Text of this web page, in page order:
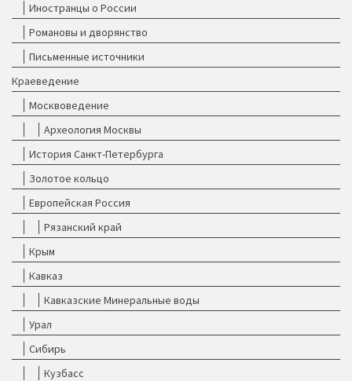
Иностранцы о России
Романовы и дворянство
Письменные источники
Краеведение
Москвоведение
Археология Москвы
История Санкт-Петербурга
Золотое кольцо
Европейская Россия
Рязанский край
Крым
Кавказ
Кавказские Минеральные воды
Урал
Сибирь
Кузбасс